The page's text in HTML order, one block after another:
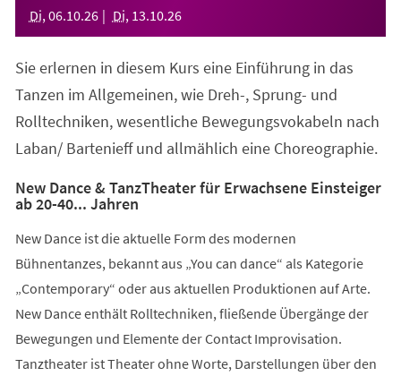
Di, 06.10.26 Di, 13.10.26
Sie erlernen in diesem Kurs eine Einführung in das
Tanzen im Allgemeinen, wie Dreh-, Sprung- und
Rolltechniken, wesentliche Bewegungsvokabeln nach
Laban/ Bartenieff und allmählich eine Choreographie.
New Dance & TanzTheater für Erwachsene Einsteiger
ab 20-40... Jahren
New Dance ist die aktuelle Form des modernen
Bühnentanzes, bekannt aus „You can dance“ als Kategorie
„Contemporary“ oder aus aktuellen Produktionen auf Arte.
New Dance enthält Rolltechniken, fließende Übergänge der
Bewegungen und Elemente der Contact Improvisation.
Tanztheater ist Theater ohne Worte, Darstellungen über den